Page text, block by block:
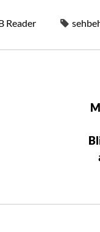
Reader